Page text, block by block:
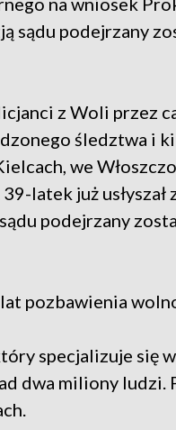
sądu podejrzany
z Woli przez
śledztwa i
we
latek już usłyszał
podejrzany
pozbawienia
specjalizuje się
dwa miliony ludzi.